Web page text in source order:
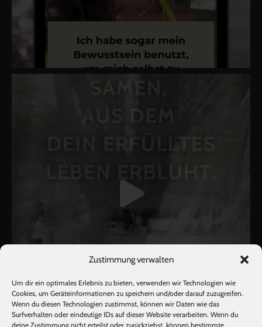
Zustimmung verwalten
Um dir ein optimales Erlebnis zu bieten, verwenden wir Technologien wie
Cookies, um Geräteinformationen zu speichern und/oder darauf zuzugreifen.
Wenn du diesen Technologien zustimmst, können wir Daten wie das
Surfverhalten oder eindeutige IDs auf dieser Website verarbeiten. Wenn du
deine Zustimmung nicht erteilst oder zurückziehst, können bestimmte